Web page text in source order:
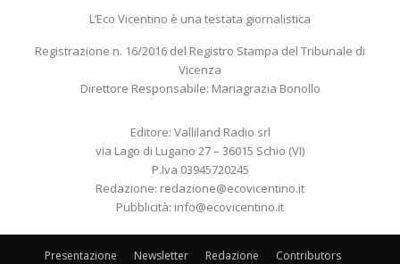
L’Eco Vicentino è una testata giornalistica
Registrazione n. 16/2016 del Registro Stampa del Tribunale di
Vicenza
Direttore Responsabile: Mariagrazia Bonollo
Editore: Valliland Radio srl
via Lago di Lugano 27 – 36015 Schio (VI)
P.Iva 03945720245
Redazione: redazione@ecovicentino.it
Pubblicità: info@ecovicentino.it
Presentazione Newsletter Redazione Contributors